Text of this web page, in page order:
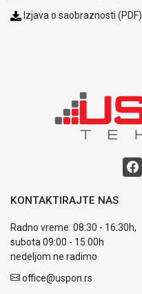
Izjava o saobraznosti (PDF)
KONTAKTIRAJTE NAS
Radno vreme: 08:30 - 16:30h,
subota 09:00 - 15:00h
nedeljom ne radimo
office@uspon.rs